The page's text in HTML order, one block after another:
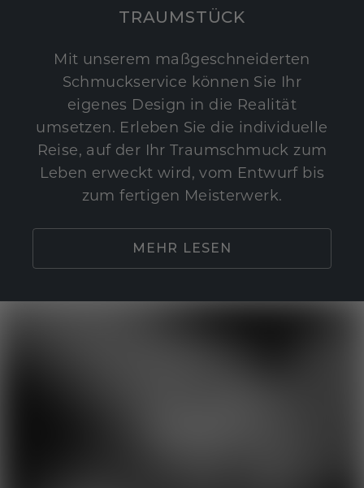
TRAUMSTÜCK
Mit unserem maßgeschneiderten
Schmuckservice können Sie Ihr
eigenes Design in die Realität
umsetzen. Erleben Sie die individuelle
Reise, auf der Ihr Traumschmuck zum
Leben erweckt wird, vom Entwurf bis
zum fertigen Meisterwerk.
MEHR LESEN